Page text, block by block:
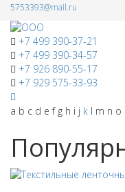
5753393@mail.ru
+7 499 390-37-21
+7 499 390-34-57
+7 926 890-55-17
+7 929 575-33-93
a b c d e f g h i j k l m n o